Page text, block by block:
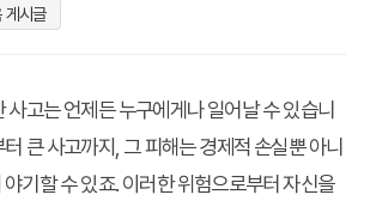
게시글
사고는 언제든 누구에게나 일어날 수 있습니
큰 사고까지, 그 피해는 경제적 손실뿐 아니
기할 수 있죠. 이러한 위험으로부터 자신을